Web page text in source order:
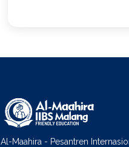
Al-Maahira - Pesantren